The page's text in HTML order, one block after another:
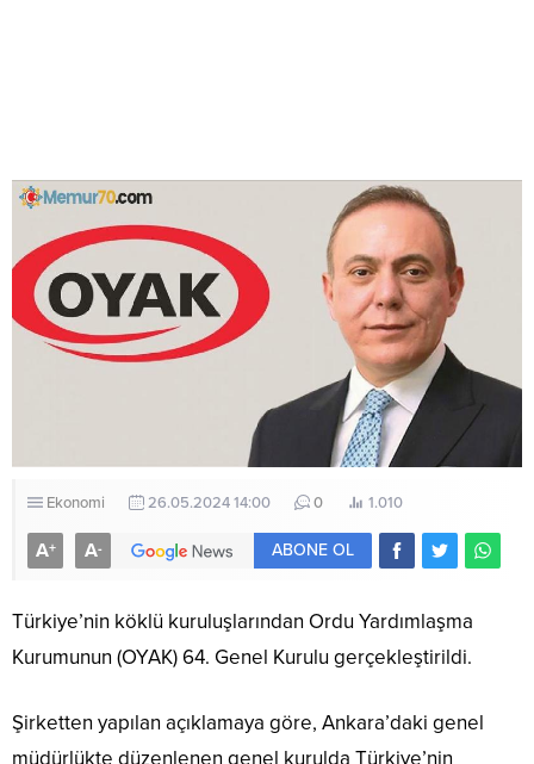
Ekonomi 26.05.2024 14:00 0 1.010
A+ A- ABONE OL
Türkiye’nin köklü kuruluşlarından Ordu Yardımlaşma
Kurumunun (OYAK) 64. Genel Kurulu gerçekleştirildi.
Şirketten yapılan açıklamaya göre, Ankara’daki genel
müdürlükte düzenlenen genel kurulda Türkiye’nin